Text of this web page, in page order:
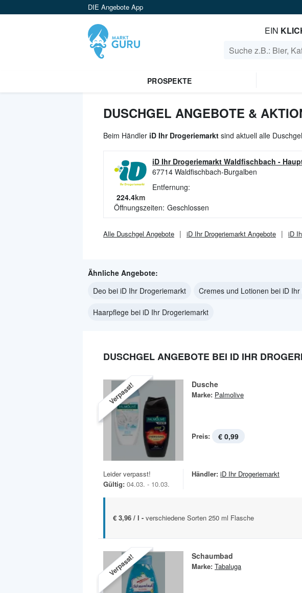
DIE Angebote App
EIN
PROSPEKTE
DUSCHGEL ANGEBOTE &
Beim Händler iD Ihr Drogeriemarkt sind aktuell alle
iD Ihr Drogeriemarkt Waldfischbach -
67714 Waldfischbach-Burgalben
Entfernung:
224.4km
Öffnungszeiten: Geschlossen
Alle Duschgel Angebote iD Ihr Drogeriemarkt Angebote iD
Ähnliche Angebote:
Deo bei iD Ihr Drogeriemarkt
Cremes und Lotionen bei iD
Haarpflege bei iD Ihr Drogeriemarkt
DUSCHGEL ANGEBOTE BEI ID IHR
Verpasst! Dusche
Marke: Palmolive
Preis: € 0,99
Leider verpasst!
Gültig: 04.03. - 10.03.
Händler: iD Ihr Drogeriemarkt
€ 3,96 / l - verschiedene Sorten 250 ml Flasche
Verpasst! Schaumbad
Marke: Tabaluga